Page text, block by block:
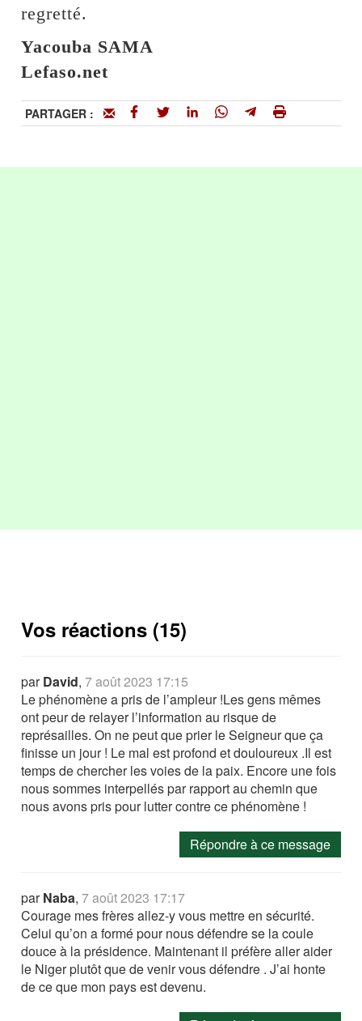
regretté.
Yacouba SAMA
Lefaso.net
PARTAGER :
Vos réactions (15)
parDavid,7 août 2023 17:15
Le phénomène a pris de l’ampleur !Les gens mêmes
ont peur de relayer l’information au risque de
représailles. On ne peut que prier le Seigneur que ça
finisse un jour ! Le mal est profond et douloureux .Il est
temps de chercher les voies de la paix. Encore une fois
nous sommes interpellés par rapport au chemin que
nous avons pris pour lutter contre ce phénomène !
Répondre à ce message
parNaba,7 août 2023 17:17
Courage mes frères allez-y vous mettre en sécurité.
Celui qu’on a formé pour nous défendre se la coule
douce à la présidence. Maintenant il préfère aller aider
le Niger plutôt que de venir vous défendre . J’ai honte
de ce que mon pays est devenu.